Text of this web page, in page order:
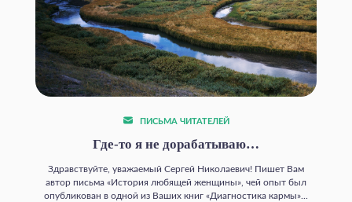
ПИСЬМА ЧИТАТЕЛЕЙ
Где‑то я не дорабатываю…
Здравствуйте, уважаемый Сергей Николаевич! Пишет Вам
автор письма «История любящей женщины», чей опыт был
опубликован в одной из Ваших книг «Диагностика кармы»...